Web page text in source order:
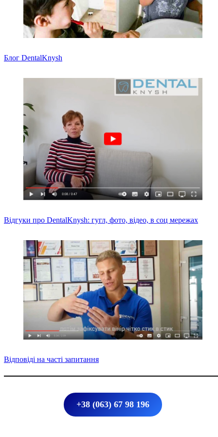
Блог DentalKnysh
Відгуки про DentalKnysh: гугл, фото, відео, в соц мережах
Відповіді на часті запитання
+38 (063) 67 98 196